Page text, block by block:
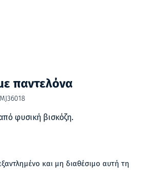
παντελόνα
MJ36018
φυσική βισκόζη.
και μη διαθέσιμο αυτή τη